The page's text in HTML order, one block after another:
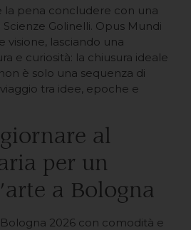
la pena concludere con una
Golinelli. Opus Mundi
visione, lasciando una
e curiosità: la chiusura ideale
è solo una sequenza di
tra idee, epoche e
al
per un
a Bologna
Bologna 2026 con comodità e